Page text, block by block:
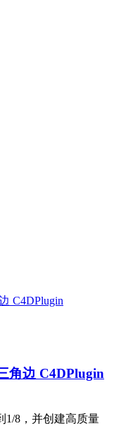
角边 C4DPlugin
1/8，并创建高质量